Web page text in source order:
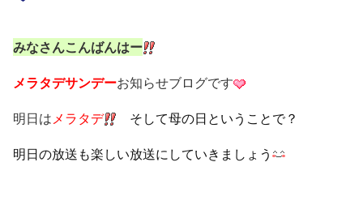
みなさんこんばんはー
メラタデサンデーお知らせブログです
明日はメラタデ
そして母の日ということで？
明日の放送も楽しい放送にしていきましょう